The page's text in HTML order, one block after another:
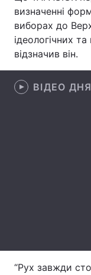
Головна
Україна
Економіка
Лонгріди
визначенні
виборах до
ідеологічних
відзначив він.
ВІДЕО ДНЯ
“Рух завжди